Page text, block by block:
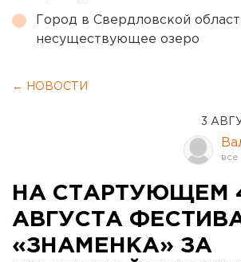
Город в Свердловской
несуществующее озеро
← НОВОСТИ
3
НА СТАРТУЮЩЕМ
АВГУСТА
«ЗНАМЕНКА» ЗА